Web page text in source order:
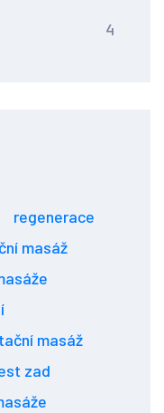
4
regenerace
masáž
masáž
zad